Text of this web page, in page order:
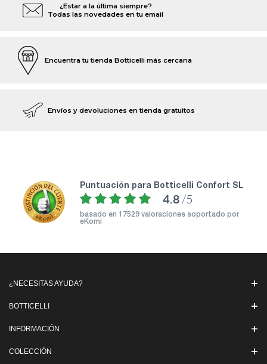
¿Estar a la última siempre?
Todas las novedades en tu email
Encuentra tu tienda Botticelli más cercana
Envíos y devoluciones en tienda gratuitos
puntuación para Botticelli Confort SL
4.8 /5
basado en 17529 valoraciones soportado por
eKomi
¿NECESITAS AYUDA?
BOTTICELLI
INFORMACIÓN
COLECCIÓN